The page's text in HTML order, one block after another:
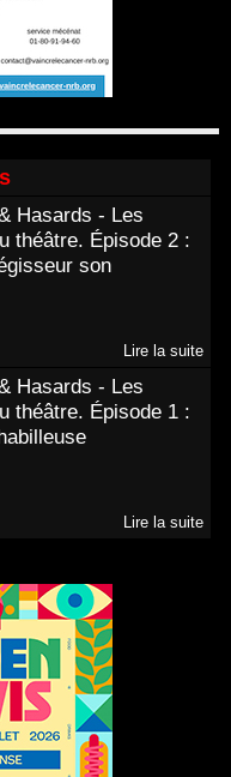
Hasards - Les
théâtre. Épisode 2 :
son
Lire la suite
Hasards - Les
théâtre. Épisode 1 :
Lire la suite